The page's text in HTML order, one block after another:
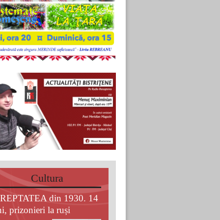
Cultura
din 1930. 14
prizonieri la ruși